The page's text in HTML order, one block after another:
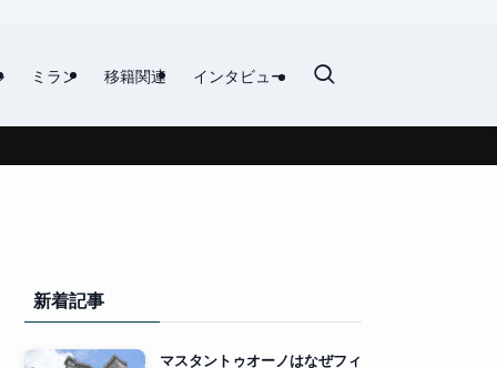
ミラン 移籍関連 インタビュー
新着記事
マスタントゥオーノはなぜフィ